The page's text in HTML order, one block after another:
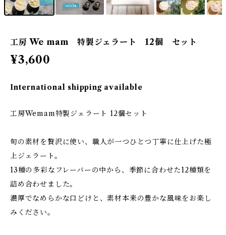
工房 We mam 特製ジェラート 12個 セット
¥3,600
International shipping available
工房Wemam特製ジェラート 12個セット
旬の素材を贅沢に使い、職人が一つひとつ丁寧に仕上げた極
上ジェラート。
13種の多彩なフレーバーの中から、季節に合わせた12種類を
詰め合わせました。
濃厚でなめらかな口どけと、素材本来の豊かな風味をお楽し
みください。